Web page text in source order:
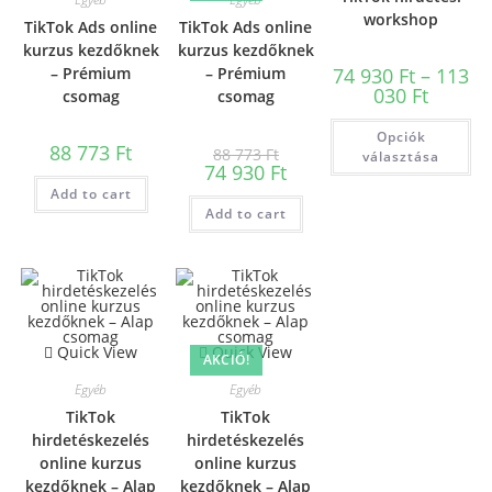
TikTok Ads online
kurzus kezdőknek
– Prémium
csomag
88 773 Ft
Add to cart
TikTok Ads online
kurzus kezdőknek
– Prémium
csomag
88 773Ft
74 930 Ft
Add to cart
workshop
74 930 Ft – 113
030 Ft
Opciók
választása
Quick View
Egyéb
TikTok
hirdetéskezelés
online kurzus
kezdőknek – Alap
AKCIÓ!
Quick View
Egyéb
TikTok
hirdetéskezelés
online kurzus
kezdőknek – Alap